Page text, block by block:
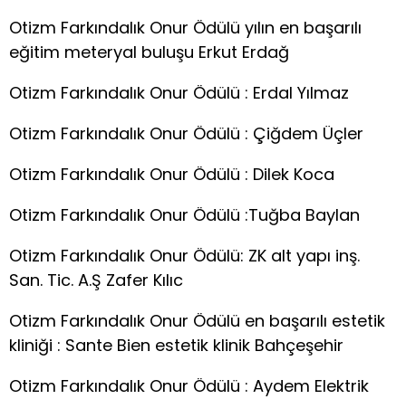
Otizm Farkındalık Onur Ödülü yılın en başarılı
eğitim meteryal buluşu Erkut Erdağ
Otizm Farkındalık Onur Ödülü : Erdal Yılmaz
Otizm Farkındalık Onur Ödülü : Çiğdem Üçler
Otizm Farkındalık Onur Ödülü : Dilek Koca
Otizm Farkındalık Onur Ödülü :Tuğba Baylan
Otizm Farkındalık Onur Ödülü: ZK alt yapı inş.
San. Tic. A.Ş Zafer Kılıc
Otizm Farkındalık Onur Ödülü en başarılı estetik
kliniği : Sante Bien estetik klinik Bahçeşehir
Otizm Farkındalık Onur Ödülü : Aydem Elektrik